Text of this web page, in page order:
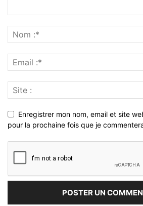
Enregistrer mon nom, email et site
pour la prochaine fois que je